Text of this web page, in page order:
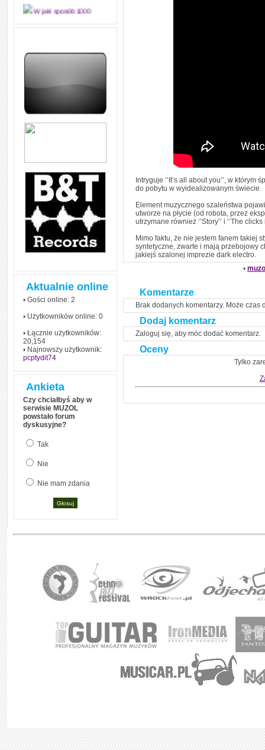
W jaki sposób 1000
pozwoli Ci opanować język
zapamiętasz
zrozumiale wytłumaczył, na
(reported speech) w języku
angielskim
Aktualnie online
Gości online: 2
Użytkowników online: 0
Łącznie użytkowników:
20,154
Najnowszy użytkownik:
pcptydit74
Ankieta
Czy chciałbyś aby w
serwisie MUZOL
powstało forum
dyskusyjne?
Tak
Nie
Nie mam zdania
Intryguje ‘’It’s all about you’’, w
do pobytu w wyidealizowanym świecie.
Element muzycznego szaleństwa
utworze na płycie (od robota, przez
utrzymane również ‘’Story’’ i ‘’The
Mimo faktu, że nie jestem fanem takiej
syntetyczne, zwarte i mają przebojowy
jakiejś szalonej imprezie dark electro.
Komentarze
Brak dodanych komentarzy. Może czas
Dodaj komentarz
Zaloguj się, aby móc dodać komentarz.
Oceny
Tylko